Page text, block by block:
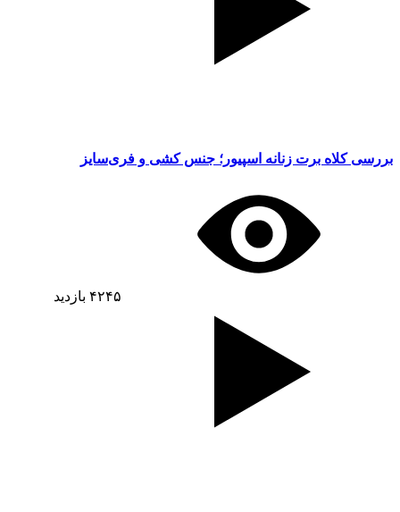
بررسی کلاه برت زنانه اسپیور؛ جنس کشی و فری‌سایز
۴۲۴۵ بازدید